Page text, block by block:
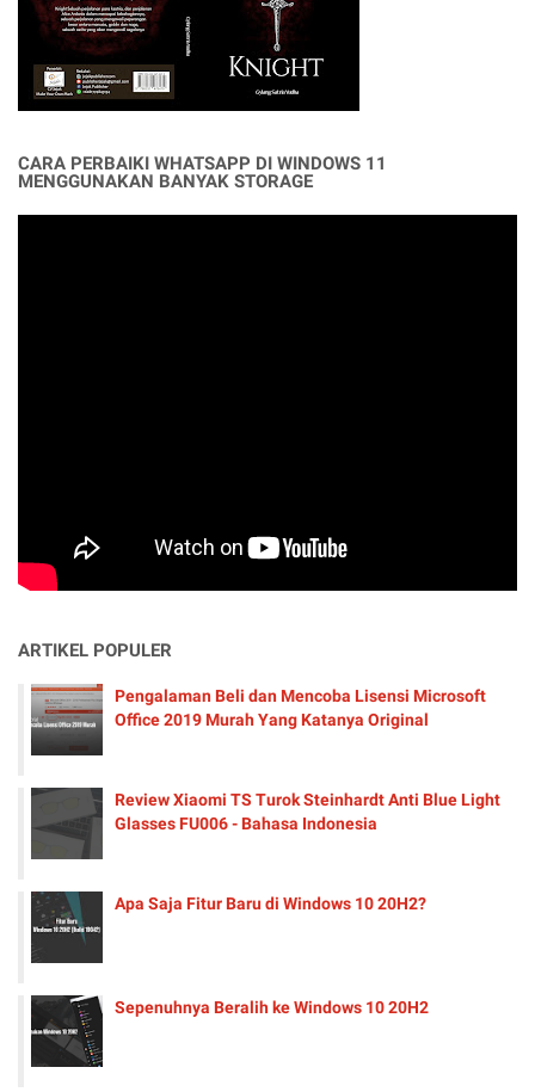
CARA PERBAIKI WHATSAPP DI WINDOWS 11
MENGGUNAKAN BANYAK STORAGE
ARTIKEL POPULER
Pengalaman Beli dan Mencoba Lisensi Microsoft
Office 2019 Murah Yang Katanya Original
Review Xiaomi TS Turok Steinhardt Anti Blue Light
Glasses FU006 - Bahasa Indonesia
Apa Saja Fitur Baru di Windows 10 20H2?
Sepenuhnya Beralih ke Windows 10 20H2